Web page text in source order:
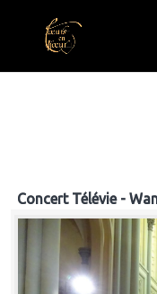
Concert Télévie -